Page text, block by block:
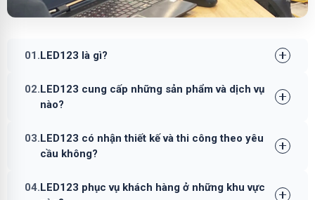
01.LED123 là gì?
02.LED123 cung cấp những sản phẩm và dịch vụ
nào?
03.LED123 có nhận thiết kế và thi công theo yêu
cầu không?
04.LED123 phục vụ khách hàng ở những khu vực